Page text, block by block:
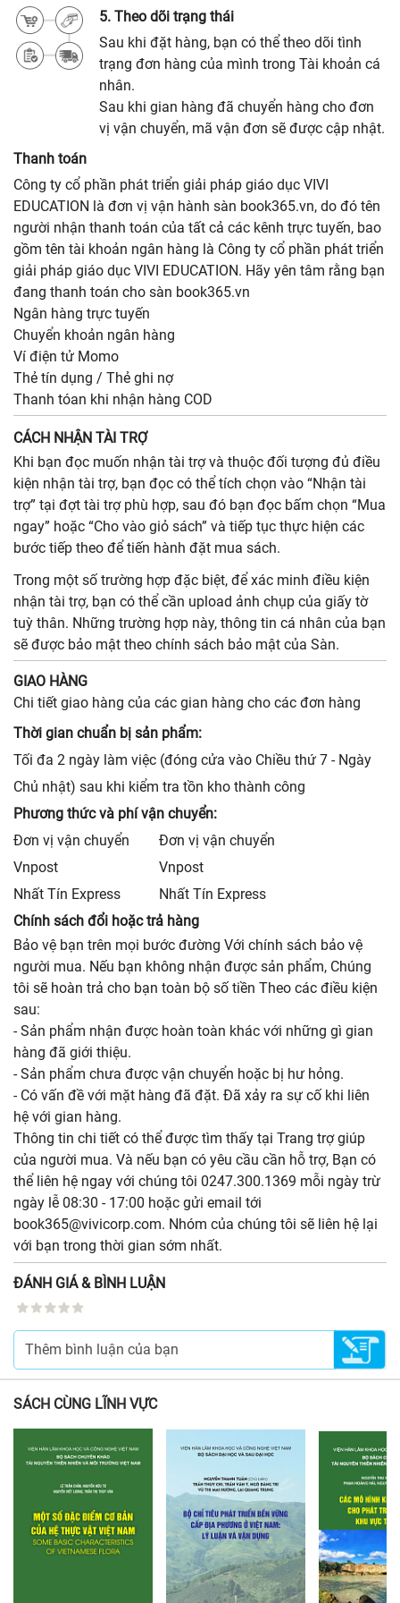
5. Theo dõi trạng thái
Sau khi đặt hàng, bạn có thể theo dõi tình
trạng đơn hàng của mình trong Tài khoản cá
nhân.
Sau khi gian hàng đã chuyển hàng cho đơn
vị vận chuyển, mã vận đơn sẽ được cập nhật.
Thanh toán
Công ty cổ phần phát triển giải pháp giáo dục VIVI
EDUCATION là đơn vị vận hành sàn book365.vn, do đó tên
người nhận thanh toán của tất cả các kênh trực tuyến, bao
gồm tên tài khoản ngân hàng là Công ty cổ phần phát triển
giải pháp giáo dục VIVI EDUCATION. Hãy yên tâm rằng bạn
đang thanh toán cho sàn book365.vn
Ngân hàng trực tuyến
Chuyển khoản ngân hàng
Ví điện tử Momo
Thẻ tín dụng / Thẻ ghi nợ
Thanh tóan khi nhận hàng COD
CÁCH NHẬN TÀI TRỢ
Khi bạn đọc muốn nhận tài trợ và thuộc đối tượng đủ điều
kiện nhận tài trợ, bạn đọc có thể tích chọn vào “Nhận tài
trợ” tại đợt tài trợ phù hợp, sau đó bạn đọc bấm chọn “Mua
ngay” hoặc “Cho vào giỏ sách” và tiếp tục thực hiện các
bước tiếp theo để tiến hành đặt mua sách.
Trong một số trường hợp đặc biệt, để xác minh điều kiện
nhận tài trợ, bạn có thể cần upload ảnh chụp của giấy tờ
tuỳ thân. Những trường hợp này, thông tin cá nhân của bạn
sẽ được bảo mật theo chính sách bảo mật của Sàn.
GIAO HÀNG
Chi tiết giao hàng của các gian hàng cho các đơn hàng
Thời gian chuẩn bị sản phẩm:
Tối đa 2 ngày làm việc (đóng cửa vào Chiều thứ 7 - Ngày
Chủ nhật) sau khi kiểm tra tồn kho thành công
Phương thức và phí vận chuyển:
Đơn vị vận chuyển
Vnpost
Nhất Tín Express
Đơn vị vận chuyển
Vnpost
Nhất Tín Express
Chính sách đổi hoặc trả hàng
Bảo vệ bạn trên mọi bước đường Với chính sách bảo vệ
người mua. Nếu bạn không nhận được sản phẩm, Chúng
tôi sẽ hoàn trả cho bạn toàn bộ số tiền Theo các điều kiện
sau:
- Sản phẩm nhận được hoàn toàn khác với những gì gian
hàng đã giới thiệu.
- Sản phẩm chưa được vận chuyển hoặc bị hư hỏng.
- Có vấn đề với mặt hàng đã đặt. Đã xảy ra sự cố khi liên
hệ với gian hàng.
Thông tin chi tiết có thể được tìm thấy tại Trang trợ giúp
của người mua. Và nếu bạn có yêu cầu cần hỗ trợ, Bạn có
thể liên hệ ngay với chúng tôi 0247.300.1369 mỗi ngày trừ
ngày lễ 08:30 - 17:00 hoặc gửi email tới
book365@vivicorp.com. Nhóm của chúng tôi sẽ liên hệ lại
với bạn trong thời gian sớm nhất.
ĐÁNH GIÁ & BÌNH LUẬN
SÁCH CÙNG LĨNH VỰC